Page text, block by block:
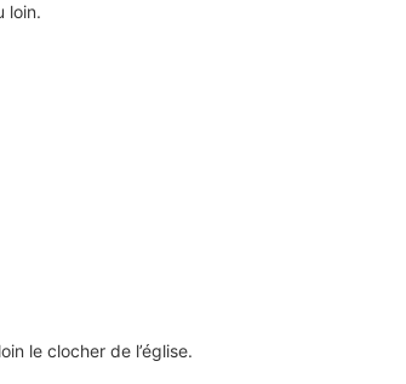
loin.
le clocher de l’église.